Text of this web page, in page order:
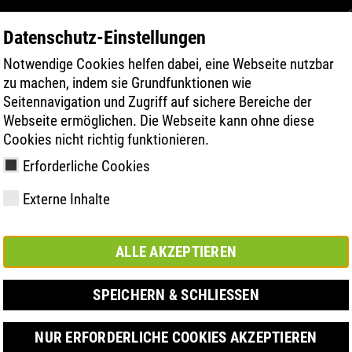
Datenschutz-Einstellungen
Notwendige Cookies helfen dabei, eine Webseite nutzbar
zu machen, indem sie Grundfunktionen wie
Seitennavigation und Zugriff auf sichere Bereiche der
Webseite ermöglichen. Die Webseite kann ohne diese
Cookies nicht richtig funktionieren.
Erforderliche Cookies
Externe Inhalte
ALLE AKZEPTIEREN
SPEICHERN & SCHLIESSEN
NUR ERFORDERLICHE COOKIES AKZEPTIEREN
Tagságok és
partnerségek
TERMÉK KERESÉSE
FAST Series
TECHNOLÓGIA
Anyagi kiemelések
Kapcsolat
- ATLAS AUF DER A+A 2023